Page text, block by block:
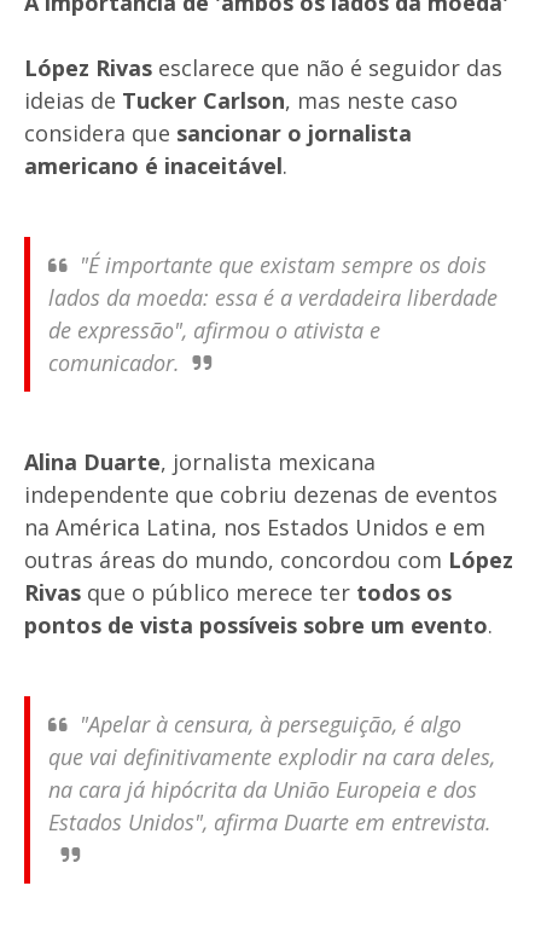
López Rivas esclarece que não é seguidor das
ideias de Tucker Carlson, mas neste caso
considera que sancionar o jornalista
americano é inaceitável.
"É importante que existam sempre os dois
lados da moeda: essa é a verdadeira liberdade
de expressão", afirmou o ativista e
comunicador.
Alina Duarte, jornalista mexicana
independente que cobriu dezenas de eventos
na América Latina, nos Estados Unidos e em
outras áreas do mundo, concordou com López
Rivas que o público merece ter todos os
pontos de vista possíveis sobre um evento.
"Apelar à censura, à perseguição, é algo
que vai definitivamente explodir na cara deles,
na cara já hipócrita da União Europeia e dos
Estados Unidos", afirma Duarte em entrevista.